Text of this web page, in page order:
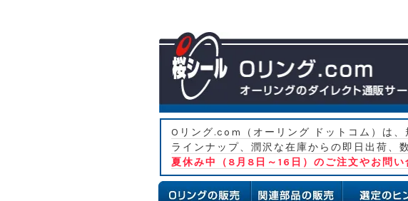
Oリング.com（オーリング ドットコム）は
ラインナップ、潤沢な在庫からの即日出荷、
夏休み中（8月8日～16日）のご注文やお問